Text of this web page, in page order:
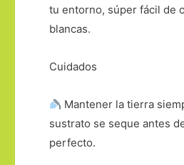
tu entorno, súper fácil de
blancas.
Cuidados
Mantener la tierra
sustrato se seque antes
perfecto.